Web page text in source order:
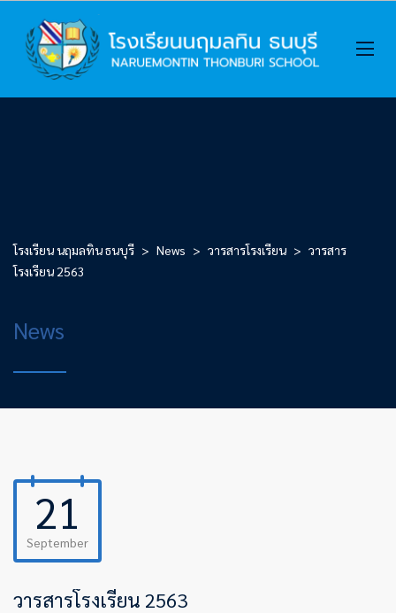
โรงเรียน นฤมลทิน ธนบุรี > News > วารสารโรงเรียน > วารสาร
โรงเรียน 2563
News
21
September
วารสารโรงเรียน 2563